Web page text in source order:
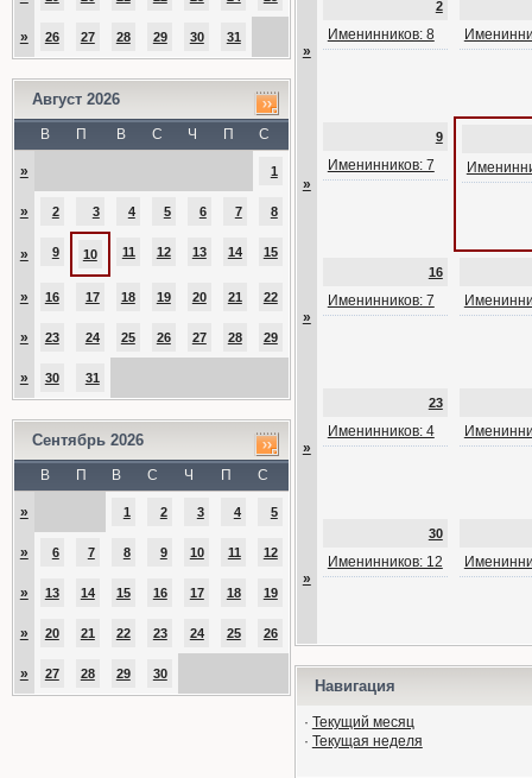
» 26 27 28 29 30 31
Август 2026
В П В С Ч П С
» 1
» 2 3 4 5 6 7 8
» 9 10 11 12 13 14 15
» 16 17 18 19 20 21 22
» 23 24 25 26 27 28 29
» 30 31
Сентябрь 2026
В П В С Ч П С
» 1 2 3 4 5
» 6 7 8 9 10 11 12
» 13 14 15 16 17 18 19
» 20 21 22 23 24 25 26
» 27 28 29 30
»
2
Именинников: 8
»
9
Именинников: 7
»
16
Именинников: 7
»
23
Именинников: 4
»
30
Именинников: 12
Навигация
· Текущий месяц
· Текущая неделя